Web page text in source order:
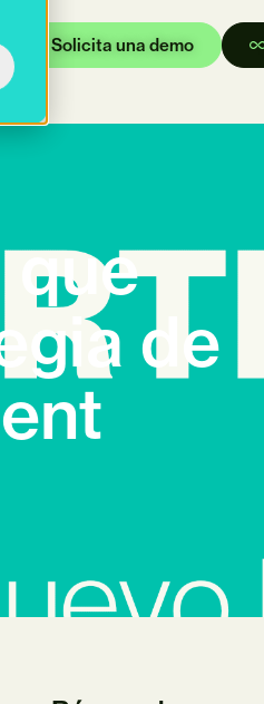
Solicita una demo
que
de